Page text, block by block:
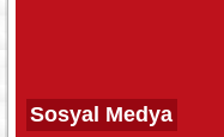
Sosyal Medya